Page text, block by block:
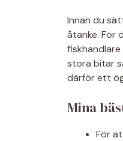
Innan du
åtanke. För
stora bitar
därför ett
Mina
För